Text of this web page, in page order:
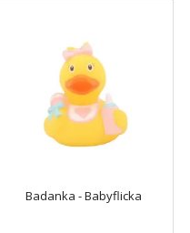
Badanka - Babyflicka